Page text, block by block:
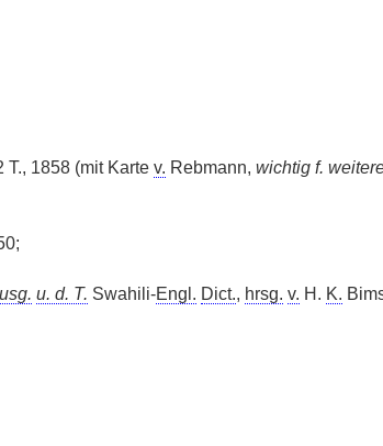
T., 1858 (mit Karte v. Rebmann, wichtig f.
u. d. T. Swahili-Engl. Dict., hrsg. v. H. K.